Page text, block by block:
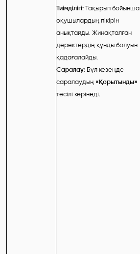
Тиімділігі: Тақырып бойынша
оқушылардың пікірін
анықтайды. Жинақталған
деректердің құнды болуын
қадағалайды.
Саралау: Бұл кезеңде
саралаудың «Қорытынды»
тәсілі көрінеді.